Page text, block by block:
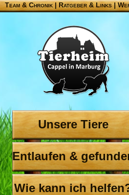
Team & Chronik |Ratgeber & Links|
Unsere Tiere
Entlaufen &
Wie kann ich